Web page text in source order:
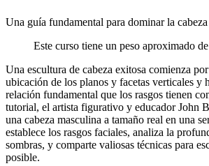
Una guía fundamental para dominar la
Este curso tiene un peso aproximado de
Una escultura de cabeza exitosa comienza
ubicación de los planos y facetas verticales y
relación fundamental que los rasgos tienen
tutorial, el artista figurativo y educador John
una cabeza masculina a tamaño real en una
establece los rasgos faciales, analiza la
sombras, y comparte valiosas técnicas para
posible.